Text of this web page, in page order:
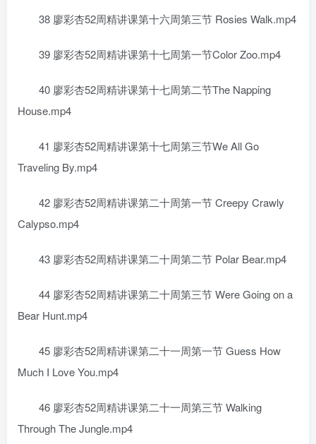
38 廖彩杏52周精讲课第十六周第三节 Rosies Walk.mp4
39 廖彩杏52周精讲课第十七周第一节Color Zoo.mp4
40 廖彩杏52周精讲课第十七周第二节The Napping
House.mp4
41 廖彩杏52周精讲课第十七周第三节We All Go
Traveling By.mp4
42 廖彩杏52周精讲课第二十周第一节 Creepy Crawly
Calypso.mp4
43 廖彩杏52周精讲课第二十周第二节 Polar Bear.mp4
44 廖彩杏52周精讲课第二十周第三节 Were Going on a
Bear Hunt.mp4
45 廖彩杏52周精讲课第二十一周第一节 Guess How
Much I Love You.mp4
46 廖彩杏52周精讲课第二十一周第三节 Walking
Through The Jungle.mp4